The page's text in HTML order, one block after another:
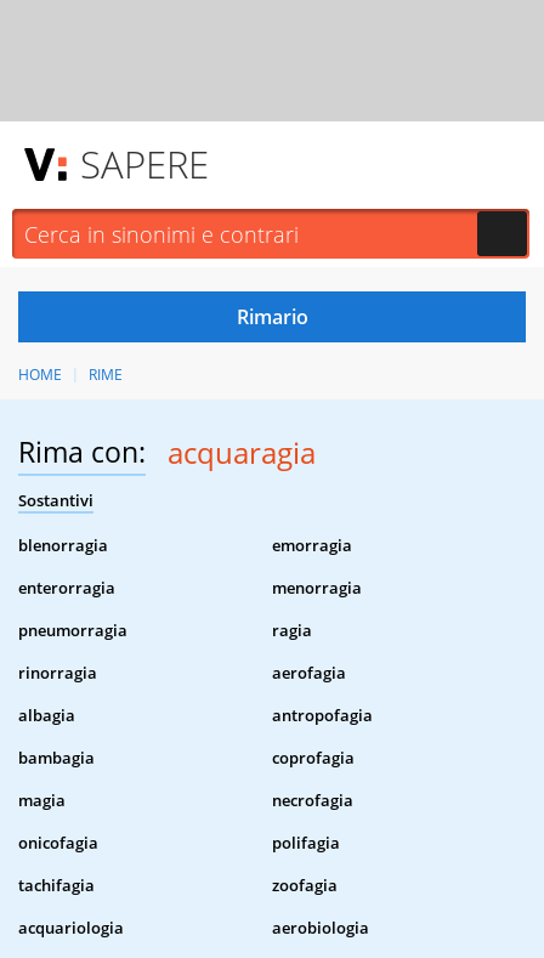
SAPERE
HOME RIME
Rima con: acquaragia
Sostantivi
blenorragia
emorragia
enterorragia
menorragia
pneumorragia
ragia
rinorragia
aerofagia
albagia
antropofagia
bambagia
coprofagia
magia
necrofagia
onicofagia
polifagia
tachifagia
zoofagia
acquariologia
aerobiologia